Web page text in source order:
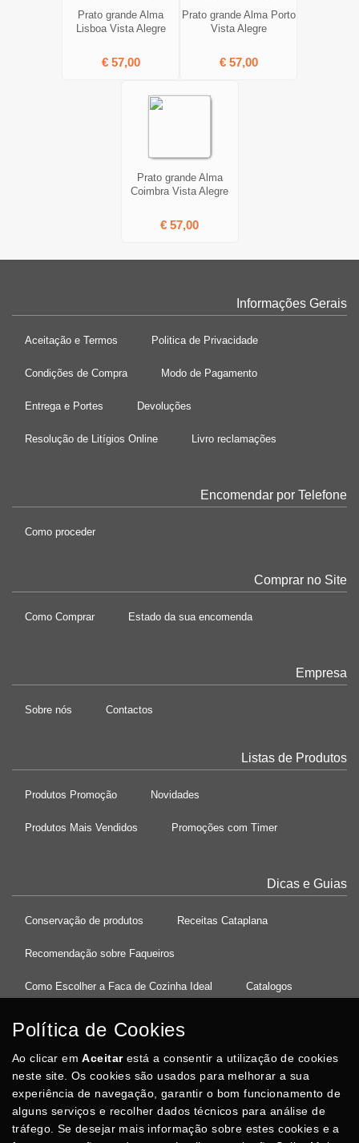
Prato grande Alma
Lisboa Vista Alegre
€ 57,00
Prato grande Alma Porto
Vista Alegre
€ 57,00
Prato grande Alma
Coimbra Vista Alegre
€ 57,00
Informações Gerais
Aceitação e Termos Politica de Privacidade
Condições de Compra Modo de Pagamento
Entrega e Portes Devoluções
Resolução de Litígios Online Livro reclamações
Encomendar por Telefone
Como proceder
Comprar no Site
Como Comprar Estado da sua encomenda
Empresa
Sobre nós Contactos
Listas de Produtos
Produtos Promoção Novidades
Produtos Mais Vendidos Promoções com Timer
Dicas e Guias
Conservação de produtos Receitas Cataplana
Recomendação sobre Faqueiros
Como Escolher a Faca de Cozinha Ideal Catalogos
37°08'27.5"N 8°32'13.9"W
Posso Ajudar?
Política de Cookies
Ao clicar emAceitarestá a consentir a utilização de cookies
neste site. Os cookies são usados para melhorar a sua
experiência de navegação, garantir o bom funcionamento de
alguns serviços e recolher dados técnicos para análise de
tráfego. Se desejar mais informação sobre estes cookies e a